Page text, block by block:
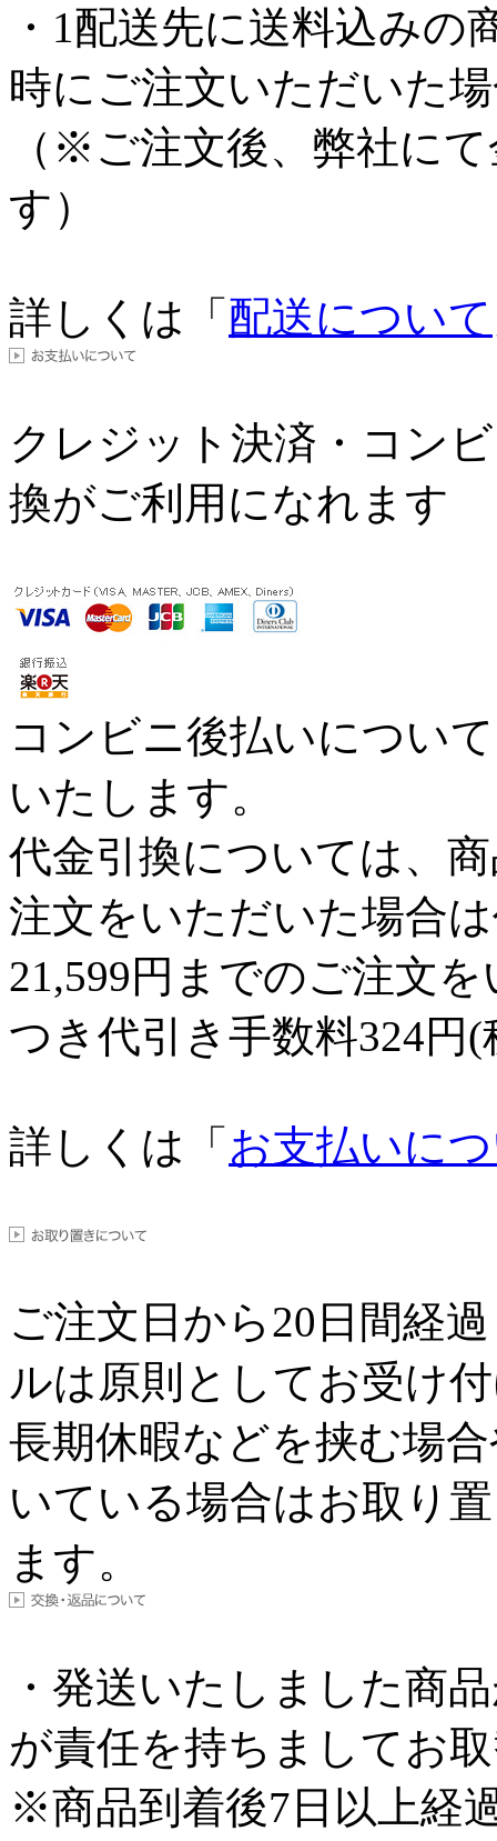
・1配送先に送料込み
時にご注文いただいた
（※ご注文後、弊社に
す）
詳しくは「 配送について
クレジット決済・コン
換がご利用になれます
コンビニ後払いについ
いたします。
代金引換については、
注文をいただいた場合
21,599円までのご注文
つき代引き手数料324円
詳しくは「 お支払いに
ご注文日から20日間経
ルは原則としてお受け
長期休暇などを挟む場
いている場合はお取り
ます。
・発送いたしました商
が責任を持ちましてお
※商品到着後7日以上経